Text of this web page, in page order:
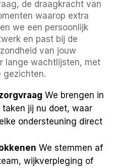
de draagkracht van
waarop extra
we een persoonlijk
en past bij de
van jouw
lange wachtlijsten, met
gezichten.
We brengen in
jij nu doet, waar
ondersteuning direct
We stemmen af
wijkverpleging of